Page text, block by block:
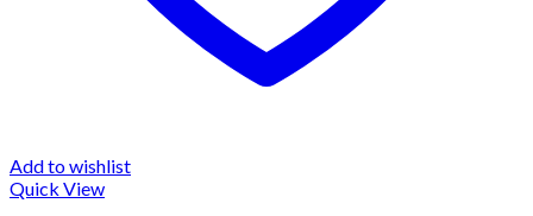
Add to wishlist
Quick View